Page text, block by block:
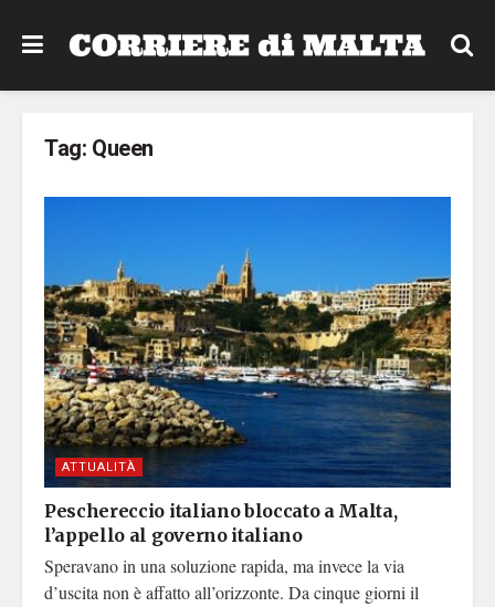
Tag: Queen
ATTUALITÀ
Peschereccio italiano bloccato a Malta,
l’appello al governo italiano
Speravano in una soluzione rapida, ma invece la via
d’uscita non è affatto all’orizzonte. Da cinque giorni il